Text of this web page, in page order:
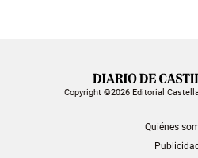
Copyright ©2026 Editorial
Quiénes
Publicidad